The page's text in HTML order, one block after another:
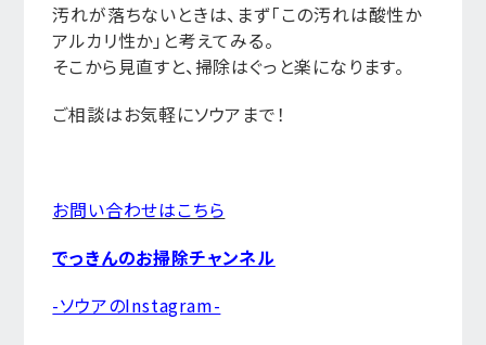
汚れが落ちないときは、まず「この汚れは酸性か
アルカリ性か」と考えてみる。
そこから見直すと、掃除はぐっと楽になります。
ご相談はお気軽にソウアまで！
お問い合わせはこちら
でっきんのお掃除チャンネル
-ソウアのInstagram-